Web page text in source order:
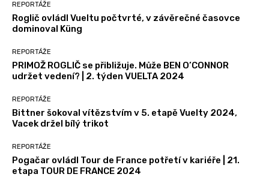
REPORTÁŽE
Roglič ovládl Vueltu počtvrté, v závěrečné časovce
dominoval Küng
REPORTÁŽE
PRIMOŽ ROGLIČ se přibližuje. Může BEN O’CONNOR
udržet vedení? | 2. týden VUELTA 2024
REPORTÁŽE
Bittner šokoval vítězstvím v 5. etapě Vuelty 2024,
Vacek držel bílý trikot
REPORTÁŽE
Pogačar ovládl Tour de France potřetí v kariéře | 21.
etapa TOUR DE FRANCE 2024